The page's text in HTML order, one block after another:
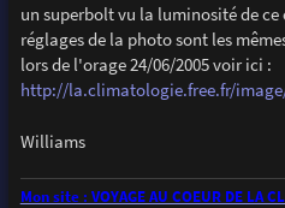
e
un superbolt vu la luminosité de
réglages de la photo sont les
lors de l'orage 24/06/2005 voir ici :
http://la.climatologie.free.fr/
Williams
Mon site : VOYAGE AU COEUR DE LA